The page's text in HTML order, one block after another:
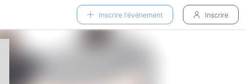
Inscrire l'événement Inscrire